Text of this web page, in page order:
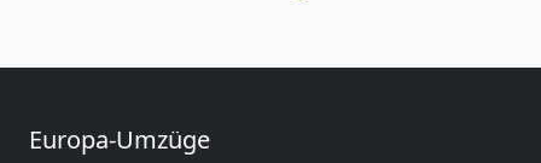
Europa-Umzüge